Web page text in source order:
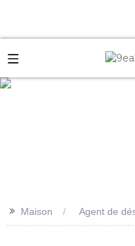
>> Maison Agent de